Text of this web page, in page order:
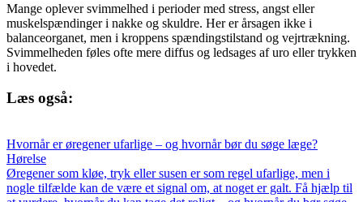
Mange oplever svimmelhed i perioder med stress, angst eller
muskelspændinger i nakke og skuldre. Her er årsagen ikke i
balanceorganet, men i kroppens spændingstilstand og vejrtrækning.
Svimmelheden føles ofte mere diffus og ledsages af uro eller trykken
i hovedet.
Læs også:
Hvornår er øregener ufarlige – og hvornår bør du søge læge?
Hørelse
Øregener som kløe, tryk eller susen er som regel ufarlige, men i
nogle tilfælde kan de være et signal om, at noget er galt. Få hjælp til